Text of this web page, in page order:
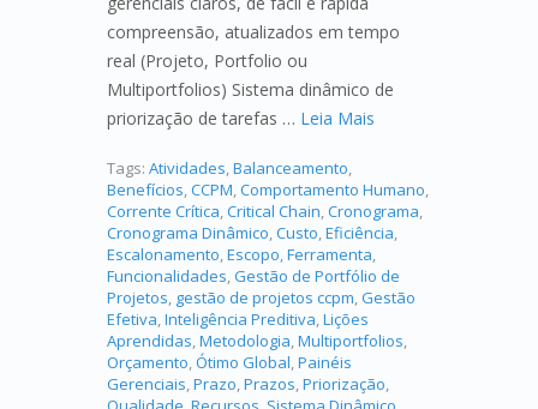
compreensão, atualizados em tempo
real (Projeto, Portfolio ou
Multiportfolios) Sistema dinâmico de
priorização de tarefas … Leia Mais
Tags: Atividades,Balanceamento,
Benefícios,CCPM,Comportamento Humano,
Corrente Crítica,Critical Chain,Cronograma,
Cronograma Dinâmico,Custo,Eficiência,
Escalonamento,Escopo,Ferramenta,
Funcionalidades,Gestão de Portfólio de
Projetos, gestão de projetos ccpm,Gestão
Efetiva,Inteligência Preditiva,Lições
Aprendidas,Metodologia,Multiportfolios,
Orçamento,Ótimo Global,Painéis
Gerenciais,Prazo,Prazos,Priorização,